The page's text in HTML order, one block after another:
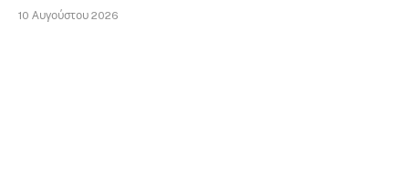
10 Αυγούστου 2026